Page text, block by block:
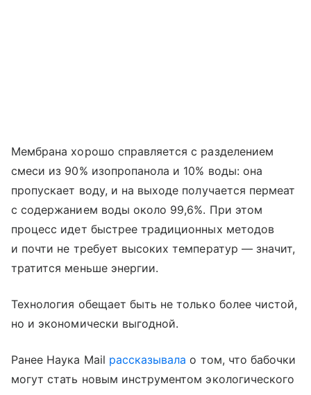
Мембрана хорошо справляется с разделением
смеси из 90% изопропанола и 10% воды: она
пропускает воду, и на выходе получается пермеат
с содержанием воды около 99,6%. При этом
процесс идет быстрее традиционных методов
и почти не требует высоких температур — значит,
тратится меньше энергии.
Технология обещает быть не только более чистой,
но и экономически выгодной.
Ранее Наука Mail рассказывала о том, что бабочки
могут стать новым инструментом экологического